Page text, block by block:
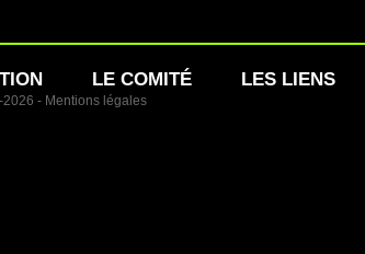
LE COMITÉ LES LIENS
2026 - Mentions légales